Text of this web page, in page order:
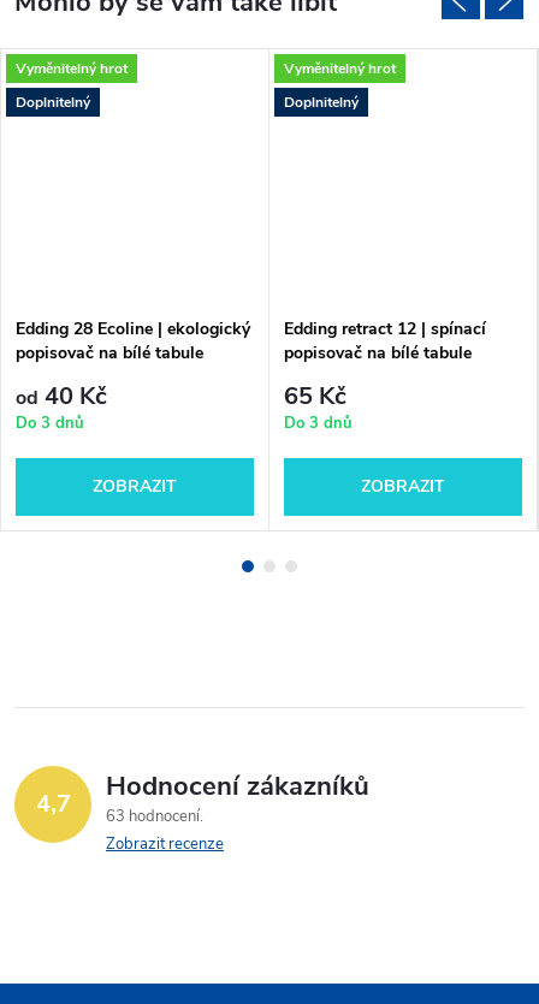
Vyměnitelný hrot
Doplnitelný
Edding 28 Ecoline | ekologický
popisovač na bílé tabule
od 40 Kč
Do 3 dnů
ZOBRAZIT
Vyměnitelný hrot
Doplnitelný
Edding retract 12 | spínací
popisovač na bílé tabule
65 Kč
Do 3 dnů
ZOBRAZIT
4,7 Hodnocení zákazníků
63 hodnocení
Zobrazit recenze